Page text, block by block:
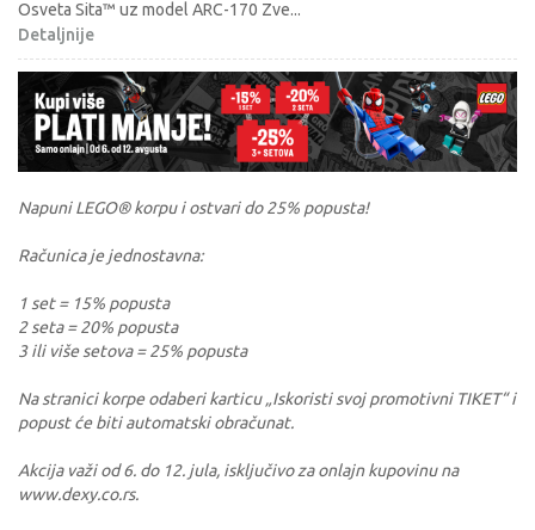
Osveta Sita™ uz model ARC-170 Zve...
Detaljnije
Napuni LEGO® korpu i ostvari do 25% popusta!
Računica je jednostavna:
1 set = 15% popusta
2 seta = 20% popusta
3 ili više setova = 25% popusta
Na stranici korpe odaberi karticu „Iskoristi svoj promotivni TIKET“ i
popust će biti automatski obračunat.
Akcija važi od 6. do 12. jula, isključivo za onlajn kupovinu na
www.dexy.co.rs.